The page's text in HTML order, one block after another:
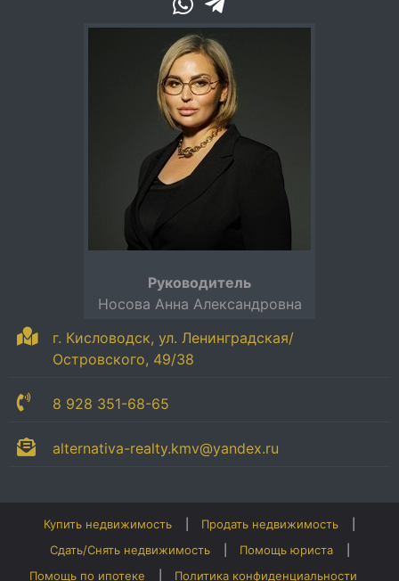
г. Кисловодск, ул. Ленинградская/
Островского, 49/38
8 928 351-68-65
alternativa-realty.kmv@yandex.ru
Руководитель
Носова Анна Александровна
Купить недвижимость
Продать недвижимость
Сдать/Снять недвижимость
Помощь юриста
Помощь по ипотеке
Политика конфиденциальности